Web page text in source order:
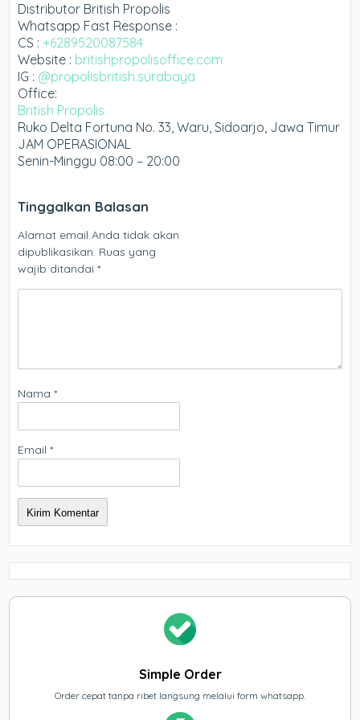
Distributor British Propolis
Whatsapp Fast Response :
CS : +6289520087584
Website : britishpropolisoffice.com
IG : @propolisbritish.surabaya
Office:
British Propolis
Ruko Delta Fortuna No. 33, Waru, Sidoarjo, Jawa Timur
JAM OPERASIONAL
Senin-Minggu 08:00 – 20:00
Tinggalkan Balasan
Alamat email Anda tidak akan
dipublikasikan. Ruas yang
wajib ditandai*
Nama*
Email*
Simple Order
Order cepat tanpa ribet langsung melalui form whatsapp.